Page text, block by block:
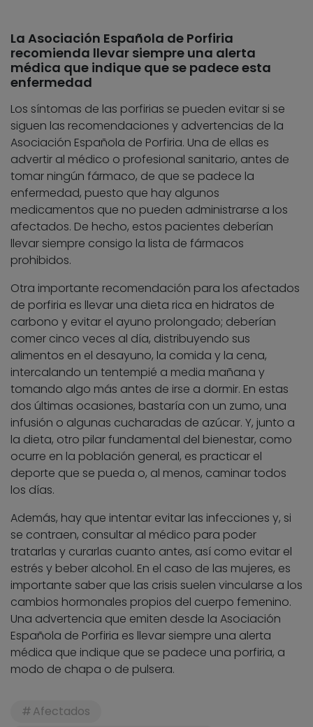
La Asociación Española de Porfiria
recomienda llevar siempre una alerta
médica que indique que se padece esta
enfermedad
Los síntomas de las porfirias se pueden evitar si se
siguen las recomendaciones y advertencias de la
Asociación Española de Porfiria. Una de ellas es
advertir al médico o profesional sanitario, antes de
tomar ningún fármaco, de que se padece la
enfermedad, puesto que hay algunos
medicamentos que no pueden administrarse a los
afectados. De hecho, estos pacientes deberían
llevar siempre consigo la lista de fármacos
prohibidos.
Otra importante recomendación para los afectados
de porfiria es llevar una dieta rica en hidratos de
carbono y evitar el ayuno prolongado; deberían
comer cinco veces al día, distribuyendo sus
alimentos en el desayuno, la comida y la cena,
intercalando un tentempié a media mañana y
tomando algo más antes de irse a dormir. En estas
dos últimas ocasiones, bastaría con un zumo, una
infusión o algunas cucharadas de azúcar. Y, junto a
la dieta, otro pilar fundamental del bienestar, como
ocurre en la población general, es practicar el
deporte que se pueda o, al menos, caminar todos
los días.
Además, hay que intentar evitar las infecciones y, si
se contraen, consultar al médico para poder
tratarlas y curarlas cuanto antes, así como evitar el
estrés y beber alcohol. En el caso de las mujeres, es
importante saber que las crisis suelen vincularse a los
cambios hormonales propios del cuerpo femenino.
Una advertencia que emiten desde la Asociación
Española de Porfiria es llevar siempre una alerta
médica que indique que se padece una porfiria, a
modo de chapa o de pulsera.
Afectados